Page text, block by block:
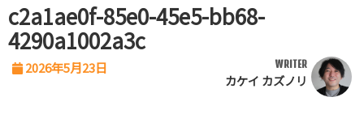
c2a1ae0f-85e0-45e5-bb68-
4290a1002a3c
2026年5月23日 WRITER
カケイ カズノリ